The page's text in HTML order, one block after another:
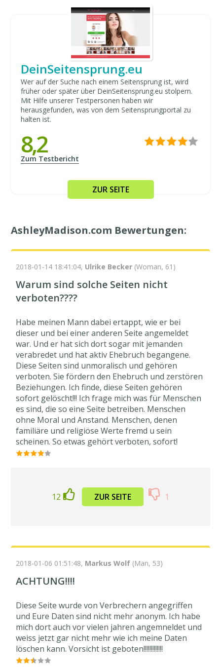
DeinSeitensprung.eu
Wer auf der Suche nach einem Seitensprung ist, wird
früher oder später über DeinSeitensprung.eu stolpern.
Mit Hilfe unserer Testpersonen haben wir
herausgefunden, was von dem Seitensprungportal zu
halten ist.
8,2
Zum Testbericht
ZUR SEITE
AshleyMadison.com Bewertungen:
2018-01-14 18:41:04, Ulrike Becker (Woman, 61)
Warum sind solche Seiten nicht
verboten????
Habe meinen Mann dabei ertappt, wie er bei
dieser und bei einer anderen Seite angemeldet
war. Und er hat sich dort sogar mit jemanden
verabredet und hat aktiv Ehebruch begangene.
Diese Seiten sind unmoralisch und gehören
verboten. Sie fördern den Ehebruch und zerstören
Beziehungen. Ich finde, diese Seiten gehören
sofort gelöscht!!! Ich frage mich was für Menschen
es sind, die so eine Seite betreiben. Menschen
ohne Moral und Anstand. Menschen, denen
familiäre und religiöse Werte fremd u sein
scheinen. So etwas gehört verboten, sofort!
12 ZUR SEITE 1
2018-01-06 01:51:48, Markus Wolf (Man, 53)
ACHTUNG!!!!
Diese Seite wurde von Verbrechern angegriffen
und Eure Daten sind nicht mehr anonym. Ich habe
mich dort auch vor vielen jahren angemneldet und
weiss jetzt gar nicht mehr wie ich meine Daten
löschen kann. Vorsicht ist geboten!!!!!!!!!!!!!